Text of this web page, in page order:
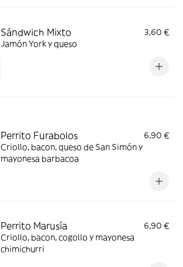
Sándwich Mixto
3,60 €
Jamón York y queso
Perrito Furabolos
6,90 €
Criollo, bacon, queso de San Simón y
mayonesa barbacoa
Perrito Marusía
6,90 €
Criollo, bacon, cogollo y mayonesa
chimichurri